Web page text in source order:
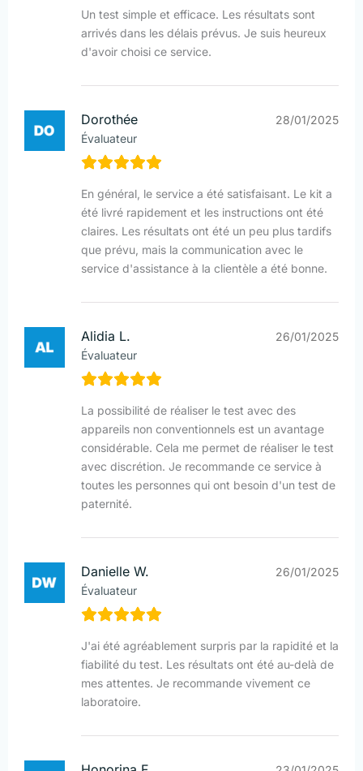
Un test simple et efficace. Les résultats sont
arrivés dans les délais prévus. Je suis heureux
d'avoir choisi ce service.
Dorothée
Évaluateur
28/01/2025
En général, le service a été satisfaisant. Le kit a
été livré rapidement et les instructions ont été
claires. Les résultats ont été un peu plus tardifs
que prévu, mais la communication avec le
service d'assistance à la clientèle a été bonne.
Alidia L.
Évaluateur
26/01/2025
La possibilité de réaliser le test avec des
appareils non conventionnels est un avantage
considérable. Cela me permet de réaliser le test
avec discrétion. Je recommande ce service à
toutes les personnes qui ont besoin d'un test de
paternité.
Danielle W.
Évaluateur
26/01/2025
J'ai été agréablement surpris par la rapidité et la
fiabilité du test. Les résultats ont été au-delà de
mes attentes. Je recommande vivement ce
laboratoire.